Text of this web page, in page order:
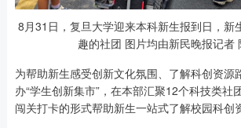
8月31日，复旦大学迎来本科新生报到日，新
趣的社团 图片均由新民晚报记者
为帮助新生感受创新文化氛围、了解科创资源
办“学生创新集市”，在本部汇聚12个科技类社
闯关打卡的形式帮助新生一站式了解校园科创